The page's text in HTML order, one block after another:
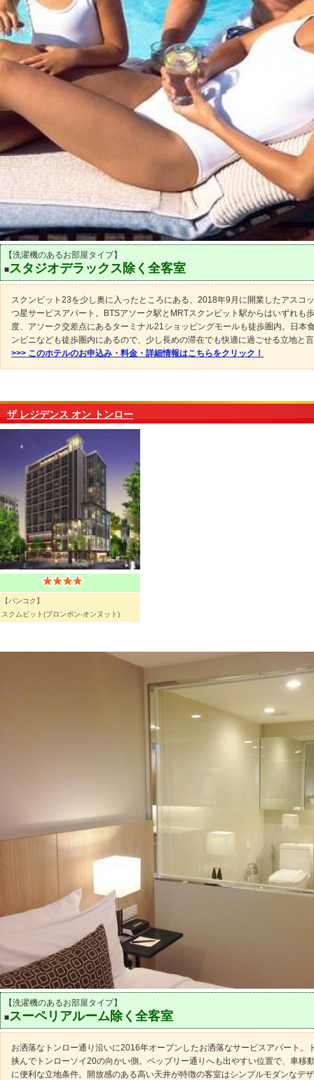
【洗濯機のあるお部屋タイプ】
■スタジオデラックス除く全客室
スクンビット23を少し奥に入ったところにある、2018年9月に開業したアスコ
つ星サービスアパート。BTSアソーク駅とMRTスクンビット駅からはいずれも
度、アソーク交差点にあるターミナル21ショッピングモールも徒歩圏内。日本
ンビニなども徒歩圏内にあるので、少し長めの滞在でも快適に過ごせる立地と
>>> このホテルのお申込み・料金・詳細情報はこちらをクリック！
ザ レジデンス オン トンロー
【バンコク】
スクムビット(プロンポン-オンヌット)
【洗濯機のあるお部屋タイプ】
■スーペリアルーム除く全客室
お洒落なトンロー通り沿いに2016年オープンしたお洒落なサービスアパート。
挟んでトンローソイ20の向かい側。ペッブリー通りへも出やすい位置で、車移
に便利な立地条件。開放感のある高い天井が特徴の客室はシンプルモダンなデ